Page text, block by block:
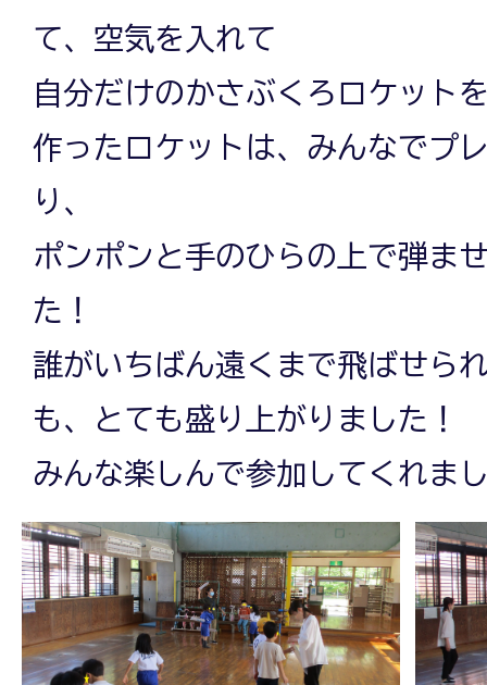
て、空気を入れて
自分だけのかさぶくろロケット
作ったロケットは、みんなでプ
り、
ポンポンと手のひらの上で弾ま
た！
誰がいちばん遠くまで飛ばせら
も、とても盛り上がりました！
みんな楽しんで参加してくれま